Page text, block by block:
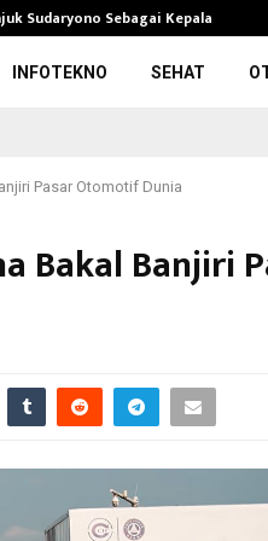
Sudaryono Sebagai Kepala Badan…
INFOTEKNO SEHAT
Pasar Otomotif Dunia
Bakal Banjiri